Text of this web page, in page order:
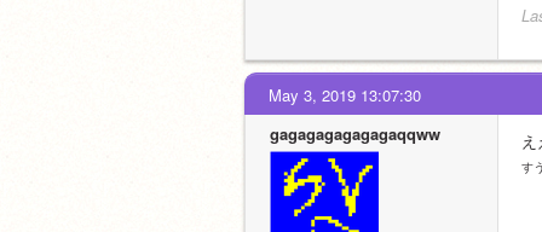
May 3, 2019 13:07:30
gagagagagagagaqqww
す